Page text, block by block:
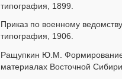
типография, 1899.
Приказ по военному
типография, 1906.
Ращупкин Ю.М. Формирование
материалах Восточной